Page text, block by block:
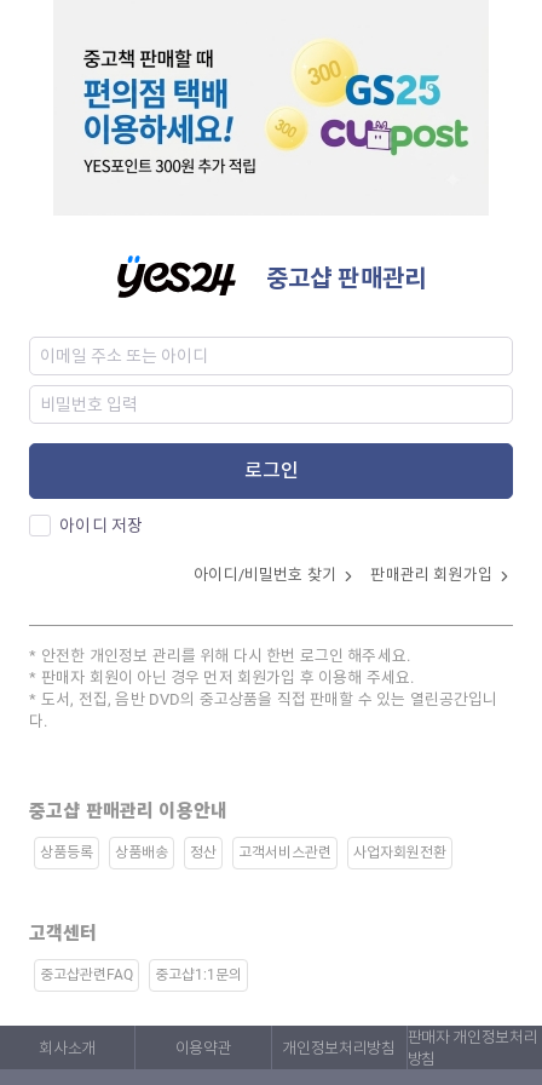
중고샵 판매관리
로그인
아이디 저장
아이디/비밀번호 찾기 판매관리 회원가입
안전한 개인정보 관리를 위해 다시 한번 로그인 해주세요.
판매자 회원이 아닌 경우 먼저 회원가입 후 이용해 주세요.
도서, 전집, 음반 DVD의 중고상품을 직접 판매할 수 있는 열린공간입니
다.
중고샵 판매관리 이용안내
상품등록 상품배송 정산 고객서비스관련 사업자회원전환
고객센터
중고샵관련FAQ 중고샵1:1문의
회사소개 이용약관 개인정보처리방침
판매자 개인정보처리
방침